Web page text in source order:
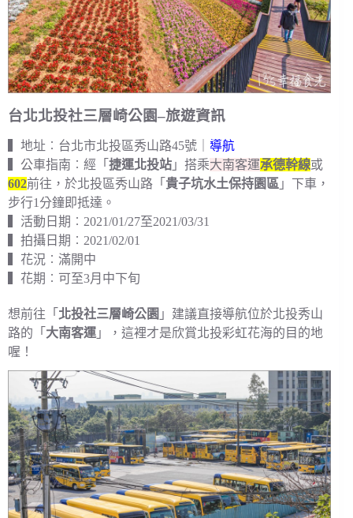
台北北投社三層崎公園–旅遊資訊
▍地址︰台北市北投區秀山路45號｜ 導航
▍公車指南︰經「 捷運北投站 」搭乘大南客運承德幹線或
602前往，於北投區秀山路「 貴子坑水土保持園區 」下車，
步行1分鐘即抵達。
▍活動日期︰2021/01/27至2021/03/31
▍拍攝日期︰2021/02/01
▍花況︰滿開中
▍花期︰可至3月中下旬
想前往「 北投社三層崎公園 」建議直接導航位於北投秀山
路的「 大南客運」，這裡才是欣賞北投彩虹花海的目的地
喔！